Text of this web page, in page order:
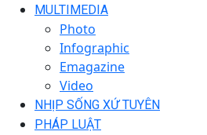
MULTIMEDIA
Photo
Infographic
Emagazine
Video
NHỊP SỐNG XỨ TUYÊN
PHÁP LUẬT